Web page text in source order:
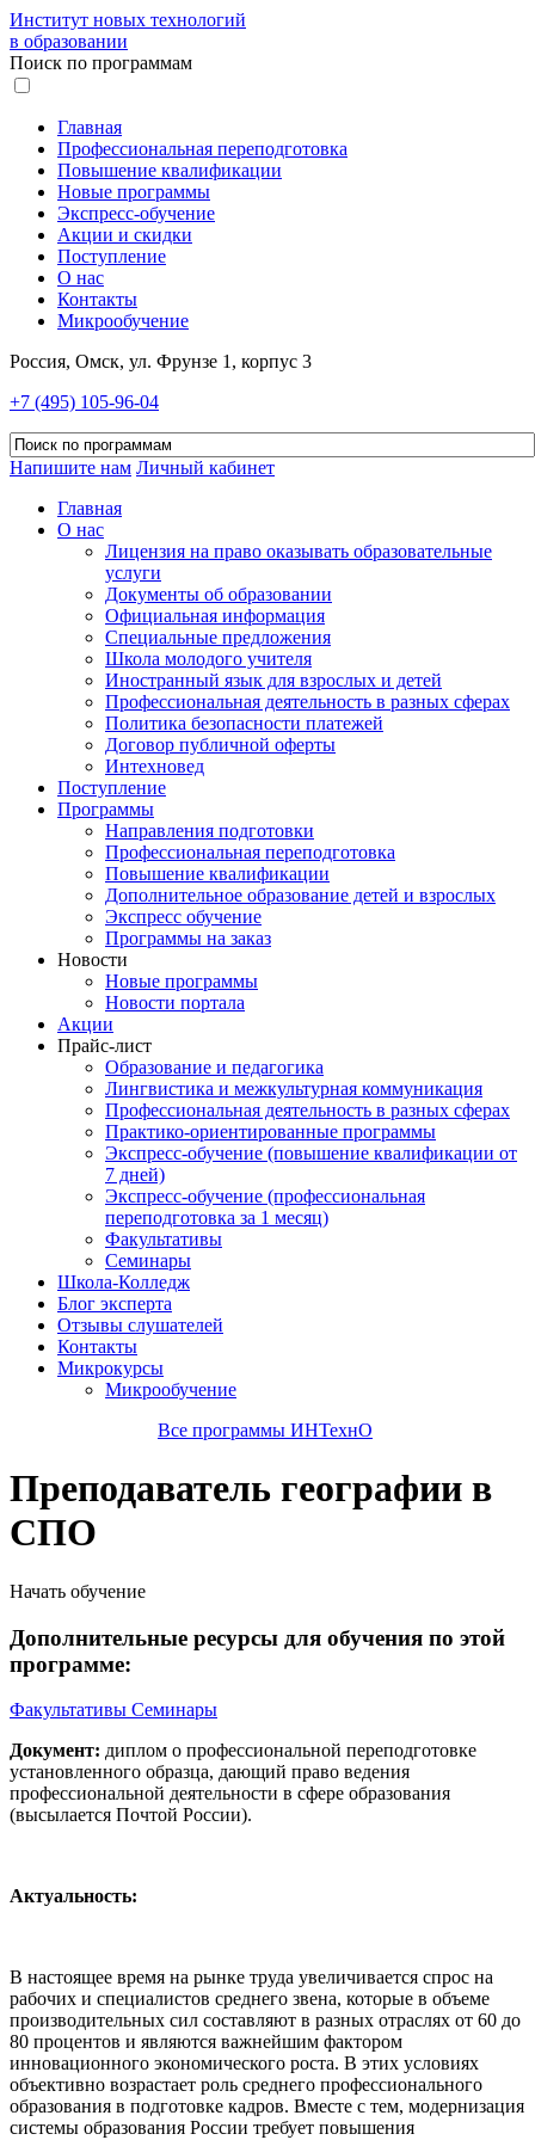
Институт новых технологий
в образовании
Поиск по программам
Главная
Профессиональная переподготовка
Повышение квалификации
Новые программы
Экспресс-обучение
Акции и скидки
Поступление
О нас
Контакты
Микрообучение
Россия, Омск, ул. Фрунзе 1, корпус 3
+7 (495) 105-96-04
Напишите нам Личный кабинет
Главная
О нас
Лицензия на право оказывать образовательные
услуги
Документы об образовании
Официальная информация
Специальные предложения
Школа молодого учителя
Иностранный язык для взрослых и детей
Профессиональная деятельность в разных сферах
Политика безопасности платежей
Договор публичной оферты
Интехновед
Поступление
Программы
Направления подготовки
Профессиональная переподготовка
Повышение квалификации
Дополнительное образование детей и взрослых
Экспресс обучение
Программы на заказ
Новости
Новые программы
Новости портала
Акции
Прайс-лист
Образование и педагогика
Лингвистика и межкультурная коммуникация
Профессиональная деятельность в разных сферах
Практико-ориентированные программы
Экспресс-обучение (повышение квалификации от
7 дней)
Экспресс-обучение (профессиональная
переподготовка за 1 месяц)
Факультативы
Семинары
Школа-Колледж
Блог эксперта
Отзывы слушателей
Контакты
Микрокурсы
Микрообучение
Все программы ИНТехнО
Преподаватель географии в
СПО
Начать обучение
Дополнительные ресурсы для обучения по этой
программе:
Факультативы Семинары
Документ: диплом о профессиональной переподготовке
установленного образца, дающий право ведения
профессиональной деятельности в сфере образования
(высылается Почтой России).
Актуальность:
В настоящее время на рынке труда увеличивается спрос на
рабочих и специалистов среднего звена, которые в объеме
производительных сил составляют в разных отраслях от 60 до
80 процентов и являются важнейшим фактором
инновационного экономического роста. В этих условиях
объективно возрастает роль среднего профессионального
образования в подготовке кадров. Вместе с тем, модернизация
системы образования России требует повышения